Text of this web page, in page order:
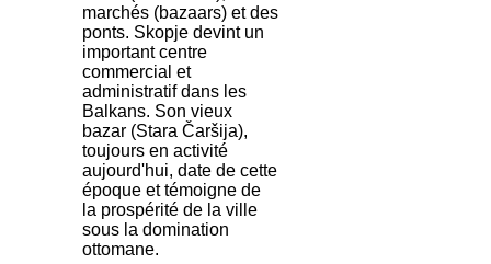
marchés (bazaars) et des
ponts. Skopje devint un
important centre
commercial et
administratif dans les
Balkans. Son vieux
bazar (Stara Čaršija),
toujours en activité
aujourd'hui, date de cette
époque et témoigne de
la prospérité de la ville
sous la domination
ottomane.